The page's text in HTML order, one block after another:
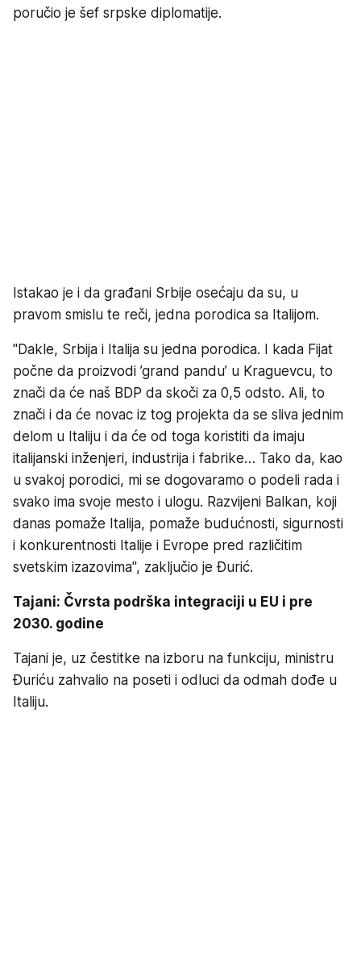
poručio je šef srpske diplomatije.
Istakao je i da građani Srbije osećaju da su, u
pravom smislu te reči, jedna porodica sa Italijom.
"Dakle, Srbija i Italija su jedna porodica. I kada Fijat
počne da proizvodi ’grand pandu’ u Kraguevcu, to
znači da će naš BDP da skoči za 0,5 odsto. Ali, to
znači i da će novac iz tog projekta da se sliva jednim
delom u Italiju i da će od toga koristiti da imaju
italijanski inženjeri, industrija i fabrike… Tako da, kao
u svakoj porodici, mi se dogovaramo o podeli rada i
svako ima svoje mesto i ulogu. Razvijeni Balkan, koji
danas pomaže Italija, pomaže budućnosti, sigurnosti
i konkurentnosti Italije i Evrope pred različitim
svetskim izazovima", zaključio je Đurić.
Tajani: Čvrsta podrška integraciji u EU i pre
2030. godine
Tajani je, uz čestitke na izboru na funkciju, ministru
Đuriću zahvalio na poseti i odluci da odmah dođe u
Italiju.